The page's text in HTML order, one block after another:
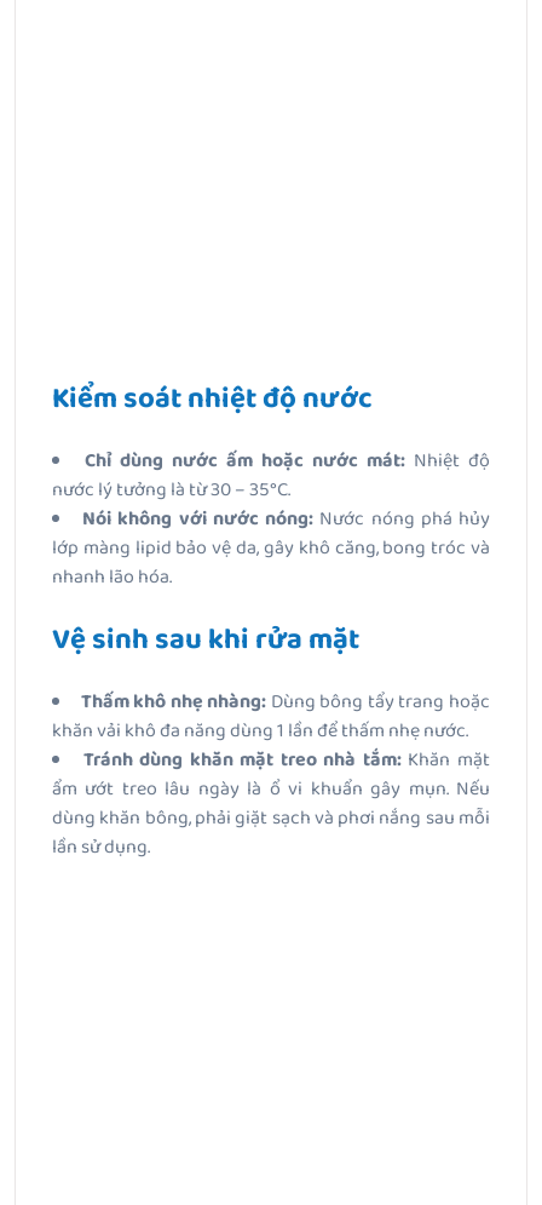
Kiểm soát nhiệt độ nước
Chỉ dùng nước ấm hoặc nước mát: Nhiệt độ
nước lý tưởng là từ 30 – 35°C.
Nói không với nước nóng: Nước nóng phá hủy
lớp màng lipid bảo vệ da, gây khô căng, bong tróc và
nhanh lão hóa.
Vệ sinh sau khi rửa mặt
Thấm khô nhẹ nhàng: Dùng bông tẩy trang hoặc
khăn vải khô đa năng dùng 1 lần để thấm nhẹ nước.
Tránh dùng khăn mặt treo nhà tắm:Khăn mặt
ẩm ướt treo lâu ngày là ổ vi khuẩn gây mụn. Nếu
dùng khăn bông, phải giặt sạch và phơi nắng sau mỗi
lần sử dụng.